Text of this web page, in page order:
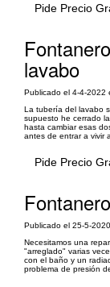
Pide Precio
lavabo
Publicado el 4-4-2022
La tubería del lavabo
supuesto he cerrado
hasta cambiar esas
antes de entrar a vivir
Pide Precio
Publicado el 25-5-
Necesitamos una
"arreglado" varias
con el baño y un
problema de presión